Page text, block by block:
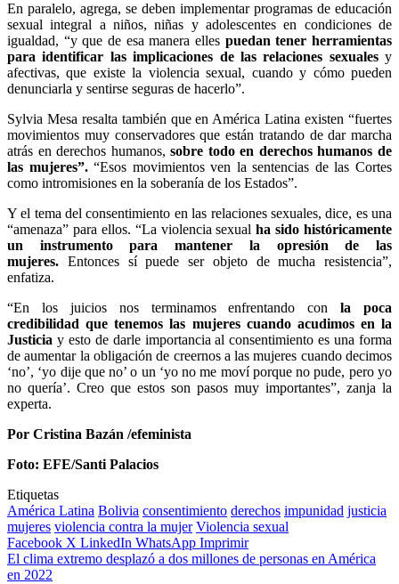
En paralelo, agrega, se deben implementar programas de educación
sexual integral a niños, niñas y adolescentes en condiciones de
igualdad, “y que de esa manera elles puedan tener herramientas
para identificar las implicaciones de las relaciones sexualesy
afectivas, que existe la violencia sexual, cuando y cómo pueden
denunciarla y sentirse seguras de hacerlo”.
Sylvia Mesa resalta también que en América Latina existen “fuertes
movimientos muy conservadores que están tratando de dar marcha
atrás en derechos humanos,sobre todo en derechos humanos de
las mujeres”.“Esos movimientos ven la sentencias de las Cortes
como intromisiones en la soberanía de los Estados”.
Y el tema del consentimiento en las relaciones sexuales, dice, es una
“amenaza” para ellos. “La violencia sexual ha sido históricamente
un instrumento para mantener la opresión de las
mujeres. Entonces sí puede ser objeto de mucha resistencia”,
enfatiza.
“En los juicios nos terminamos enfrentando conla poca
credibilidad que tenemos las mujeres cuando acudimos en la
Justicia y esto de darle importancia al consentimiento es una forma
de aumentar la obligación de creernos a las mujeres cuando decimos
‘no’, ‘yo dije que no’ o un ‘yo no me moví porque no pude, pero yo
no quería’. Creo que estos son pasos muy importantes”, zanja la
experta.
Por Cristina Bazán /efeminista
Foto: EFE/Santi Palacios
Etiquetas
América Latina Bolivia consentimiento derechos impunidad justicia
mujeres violencia contra la mujer Violencia sexual
Facebook X LinkedIn WhatsApp Imprimir
El clima extremo desplazó a dos millones de personas en América
en 2022